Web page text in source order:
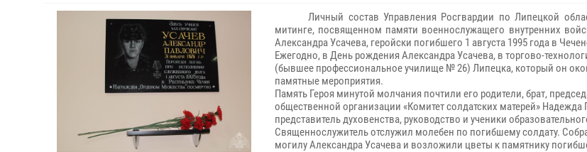
Личный состав Управления Росгвардии по Липецкой
митинге, посвященном памяти военнослужащего внутренних
Александра Усачева, геройски погибшего 1 августа 1995 года в
Ежегодно, в День рождения Александра Усачева, в торгово-
(бывшее профессиональное училище № 26) Липецка, который он
памятные мероприятия.
Память Героя минутой молчания почтили его родители, брат,
общественной организации «Комитет солдатских матерей» Надежда
представитель духовенства, руководство и ученики
Священнослужительотслужил молебен по погибшемусолдату.
могилу Александра Усачева и возложили цветы к памятнику